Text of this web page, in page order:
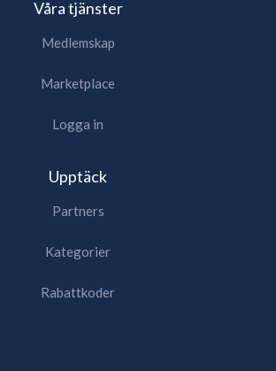
Våra tjänster
Medlemskap
Marketplace
Logga in
Upptäck
Partners
Kategorier
Rabattkoder